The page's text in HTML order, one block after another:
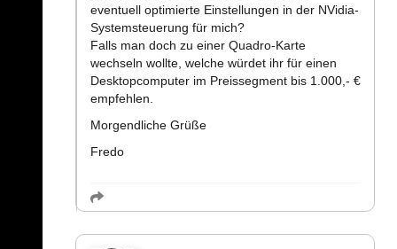
eventuell optimierte Einstellungen in der NVidia-
Systemsteuerung für mich?
Falls man doch zu einer Quadro-Karte
wechseln wollte, welche würdet ihr für einen
Desktopcomputer im Preissegment bis 1.000,- €
empfehlen.
Morgendliche Grüße
Fredo